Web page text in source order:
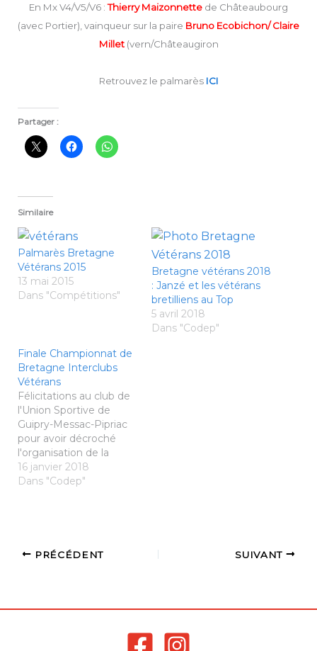
En Mx V4/V5/V6 :Thierry Maizonnette de Châteaubourg
(avec Portier), vainqueur sur la paire Bruno Ecobichon/ Claire
Millet(vern/Châteaugiron
Retrouvez le palmarès ICI
Partager :
Similaire
Palmarès Bretagne
Vétérans 2015
13 mai 2015
Dans "Compétitions"
Bretagne vétérans 2018
: Janzé et les vétérans
bretilliens au Top
5 avril 2018
Dans "Codep"
Finale Championnat de
Bretagne Interclubs
Vétérans
Félicitations au club de
l'Union Sportive de
Guipry-Messac-Pipriac
pour avoir décroché
l'organisation de la
Finale du Championnat
de Bretagne Interclubs
Salle des Terres
prochainement
16 janvier 2018
Dans "Codep"
PRÉCÉDENT SUIVANT